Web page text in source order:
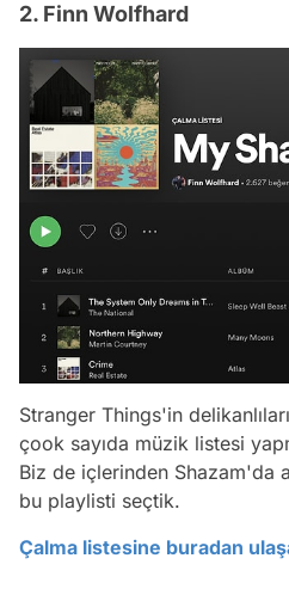
2. Finn Wolfhard
Stranger Things'in
çook sayıda müzik listesi
Biz de içlerinden Shazam'da
bu playlisti seçtik.
Çalma listesine buradan